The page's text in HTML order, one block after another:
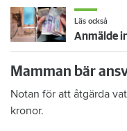
Läs också
Mamman bär
Notan för att åtgärda
kronor.